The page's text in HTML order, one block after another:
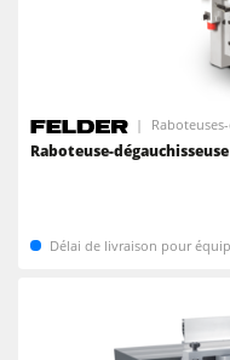
Raboteuse-
Délai de livraison pour